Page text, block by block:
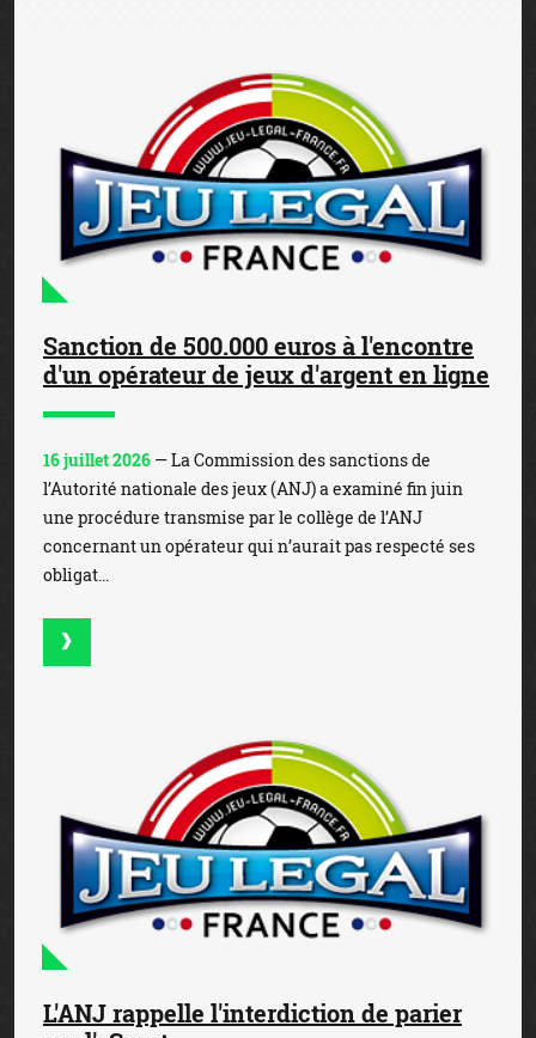
Sanction de 500.000 euros à l'encontre
d'un opérateur de jeux d'argent en ligne
16 juillet 2026 — La Commission des sanctions de
l’Autorité nationale des jeux (ANJ) a examiné fin juin
une procédure transmise par le collège de l’ANJ
concernant un opérateur qui n’aurait pas respecté ses
obligat...
L'ANJ rappelle l'interdiction de parier